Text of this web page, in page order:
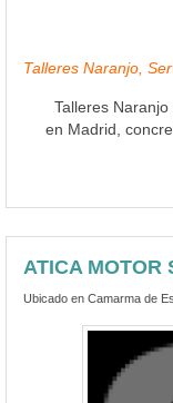
Talleres Naranjo,
Talleres
en Madrid,
ATICA MOTOR
Ubicado en Camarma de